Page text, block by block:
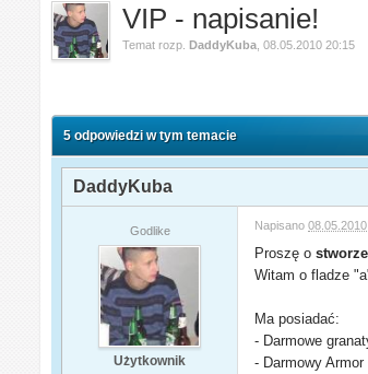
VIP - napisanie!
Temat rozp.DaddyKuba ,08.05.2010 20:15
5 odpowiedzi w tym temacie
DaddyKuba
Godlike
Użytkownik
Napisano
Proszę o
Witam o fladze
Ma posiadać:
- Darmowe
- Darmowy Armor